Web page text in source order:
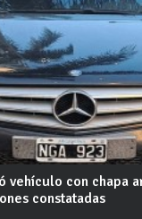
vehículo con chapa
constatadas